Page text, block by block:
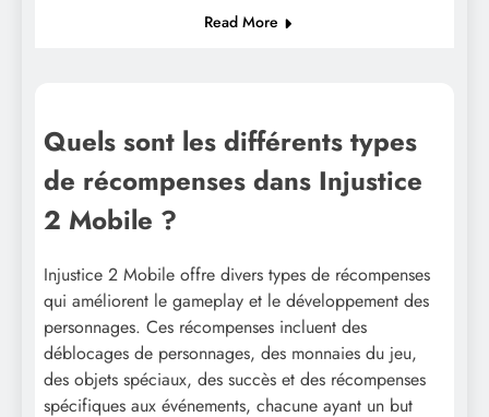
Read More
Quels sont les différents types
de récompenses dans Injustice
2 Mobile ?
Injustice 2 Mobile offre divers types de récompenses
qui améliorent le gameplay et le développement des
personnages. Ces récompenses incluent des
déblocages de personnages, des monnaies du jeu,
des objets spéciaux, des succès et des récompenses
spécifiques aux événements, chacune ayant un but